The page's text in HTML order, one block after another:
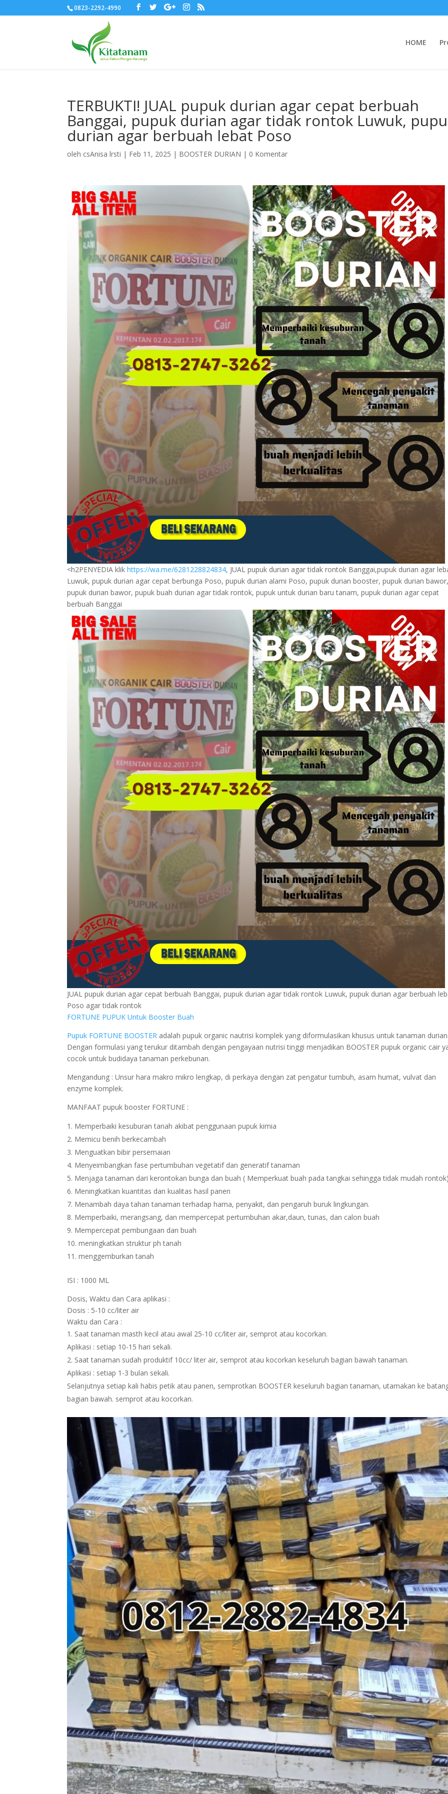
0823-2292-4990
HOME
TERBUKTI! JUAL pupuk durian agar cepat berbuah
Banggai, pupuk durian agar tidak rontok Luwuk,
durian agar berbuah lebat Poso
oleh csAnisa lrsti | Feb 11, 2025 | BOOSTER DURIAN | 0 Komentar
<h2PENYEDIA klik https://wa.me/6281228824834, JUAL pupuk durian agar tidak rontok Banggai,pupuk durian agar
Luwuk, pupuk durian agar cepat berbunga Poso, pupuk durian alami Poso, pupuk durian booster, pupuk durian
pupuk durian bawor, pupuk buah durian agar tidak rontok, pupuk untuk durian baru tanam, pupuk durian agar cepat
berbuah Banggai
JUAL pupuk durian agar cepat berbuah Banggai, pupuk durian agar tidak rontok Luwuk, pupuk durian agar berbuah
Poso agar tidak rontok
FORTUNE PUPUK Untuk Booster Buah
Pupuk FORTUNE BOOSTER adalah pupuk organic nautrisi komplek yang diformulasikan khusus untuk tanaman
Dengan formulasi yang terukur ditambah dengan pengayaan nutrisi tinggi menjadikan BOOSTER pupuk organic cair
cocok untuk budidaya tanaman perkebunan.
Mengandung : Unsur hara makro mikro lengkap, di perkaya dengan zat pengatur tumbuh, asam humat, vulvat dan
enzyme komplek.
MANFAAT pupuk booster FORTUNE :
Memperbaiki kesuburan tanah akibat penggunaan pupuk kimia
Memicu benih berkecambah
Menguatkan bibir persemaian
Menyeimbangkan fase pertumbuhan vegetatif dan generatif tanaman
Menjaga tanaman dari kerontokan bunga dan buah ( Memperkuat buah pada tangkai sehingga tidak mudah
Meningkatkan kuantitas dan kualitas hasil panen
Menambah daya tahan tanaman terhadap hama, penyakit, dan pengaruh buruk lingkungan.
Memperbaiki, merangsang, dan mempercepat pertumbuhan akar,daun, tunas, dan calon buah
Mempercepat pembungaan dan buah
meningkatkan struktur ph tanah
menggemburkan tanah
ISI : 1000 ML
Dosis, Waktu dan Cara aplikasi :
Dosis : 5-10 cc/liter air
Waktu dan Cara :
Saat tanaman masth kecil atau awal 25-10 cc/liter air, semprot atau kocorkan.
Aplikasi : setiap 10-15 hari sekali.
Saat tanaman sudah produktif 10cc/ liter air, semprot atau kocorkan keseluruh bagian bawah tanaman.
Aplikasi : setiap 1-3 bulan sekali.
Selanjutnya setiap kali habis petik atau panen, semprotkan BOOSTER keseluruh bagian tanaman, utamakan ke
bagian bawah. semprot atau kocorkan.